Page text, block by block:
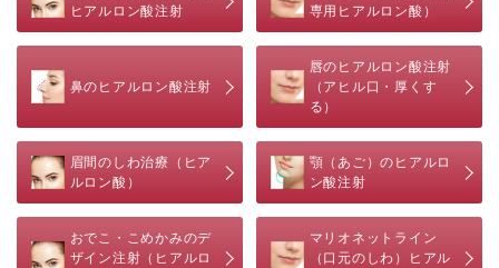
ヒアルロン酸注射
専用ヒアルロン酸）
鼻のヒアルロン酸注射
唇のヒアルロン酸注射
（アヒル口・厚くす
る）
眉間のしわ治療（ヒア
ルロン酸）
顎（あご）のヒアルロ
ン酸注射
おでこ・こめかみのデ
ザイン注射（ヒアルロ
マリオネットライン
（口元のしわ）ヒアル